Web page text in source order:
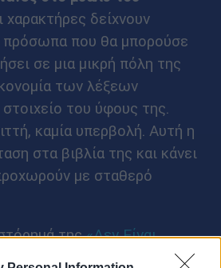
χαρακτήρες δείχνουν
πρόσωπα που θα μπορούσε
σε μια μικρή πόλη της
των λέξεων
του ύφους της.
καμία υπερβολή. Αυτή η
στα βιβλία της και κάνει
με σταθερό
της«Δεν Είναι
Μτφ. Αγγελική